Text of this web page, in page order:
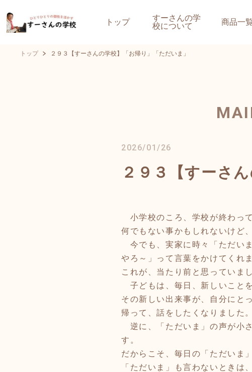
トップ
すーさんの学
校について
商品一
トップ ２９３【すーさんの学校】「お帰り」「ただいま」
2026/01/26
２９３【すーさ
小学校のころ、学校が終わっ
何でもない事かもしれないけど
今でも、実家に時々「ただい
やろ～」って言葉をかけてくれま
これが、当たり前と思っていまし
子どもは、毎日、新しいこと
その新しい出来事が、自分にと
帰って、話をしたくなりました。
逆に、「ただいま」の声が小
す。
だからこそ、毎日の「ただいま
「ただいま」も言わないときは